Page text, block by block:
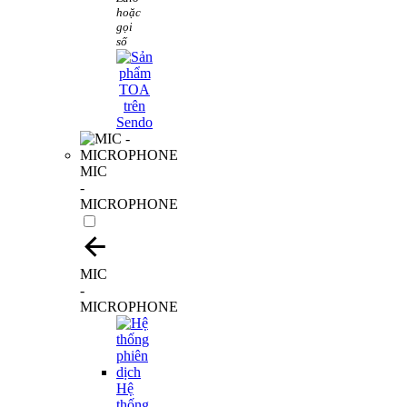
hoặc
gọi
số
MIC
-
MICROPHONE
MIC
-
MICROPHONE
Hệ